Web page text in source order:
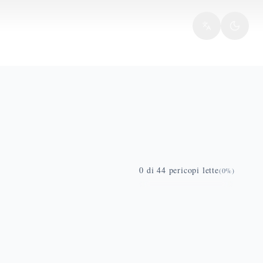
0 di 44 pericopi lette(0%)